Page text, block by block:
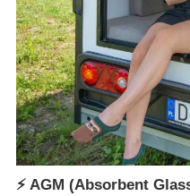
⚡ AGM (Absorbent